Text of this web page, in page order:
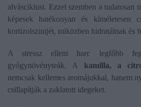
alvásciklust. Ezzel szemben a tudatosan
képesek hatékonyan és kíméletesen
kortizolszintjét, miközben hidratálnak és
A stressz elleni harc legfőbb
gyógynövényteák. A
kamilla, a
nemcsak kellemes aromájukkal, hanem
csillapítják a zaklatott idegeket.